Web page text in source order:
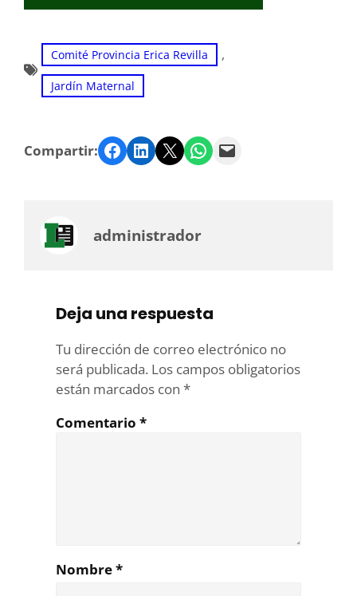
Comité Provincia Erica Revilla ,
Jardín Maternal
Compartir: Facebook LinkedIn Twitter WhatsApp Email
administrador
Deja una respuesta
Tu dirección de correo electrónico no
será publicada. Los campos obligatorios
están marcados con *
Comentario *
Nombre*